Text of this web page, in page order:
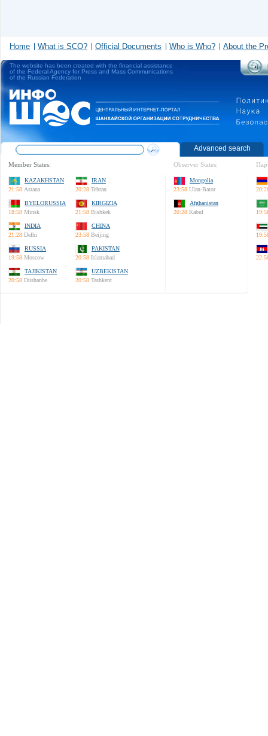
Home What is SCO? Official Documents Who is Who? About the
The website has been created with the financial assistance
of the Federal Agency for Press and Mass Communications
of the Russian Federation
Advanced search
Member States:
KAZAKHSTAN
21:58 Astana
IRAN
20:28 Tehran
BYELORUSSIA
18:58 Minsk
KIRGIZIA
21:58 Bishkek
INDIA
21:28 Delhi
CHINA
23:58 Beijing
RUSSIA
19:58 Moscow
PAKISTAN
20:58 Islamabad
TAJIKISTAN
20:58 Dushanbe
UZBEKISTAN
20:58 Tashkent
Observer States:
Mongolia
23:58 Ulan-Bator
Afghanistan
20:28 Kabul